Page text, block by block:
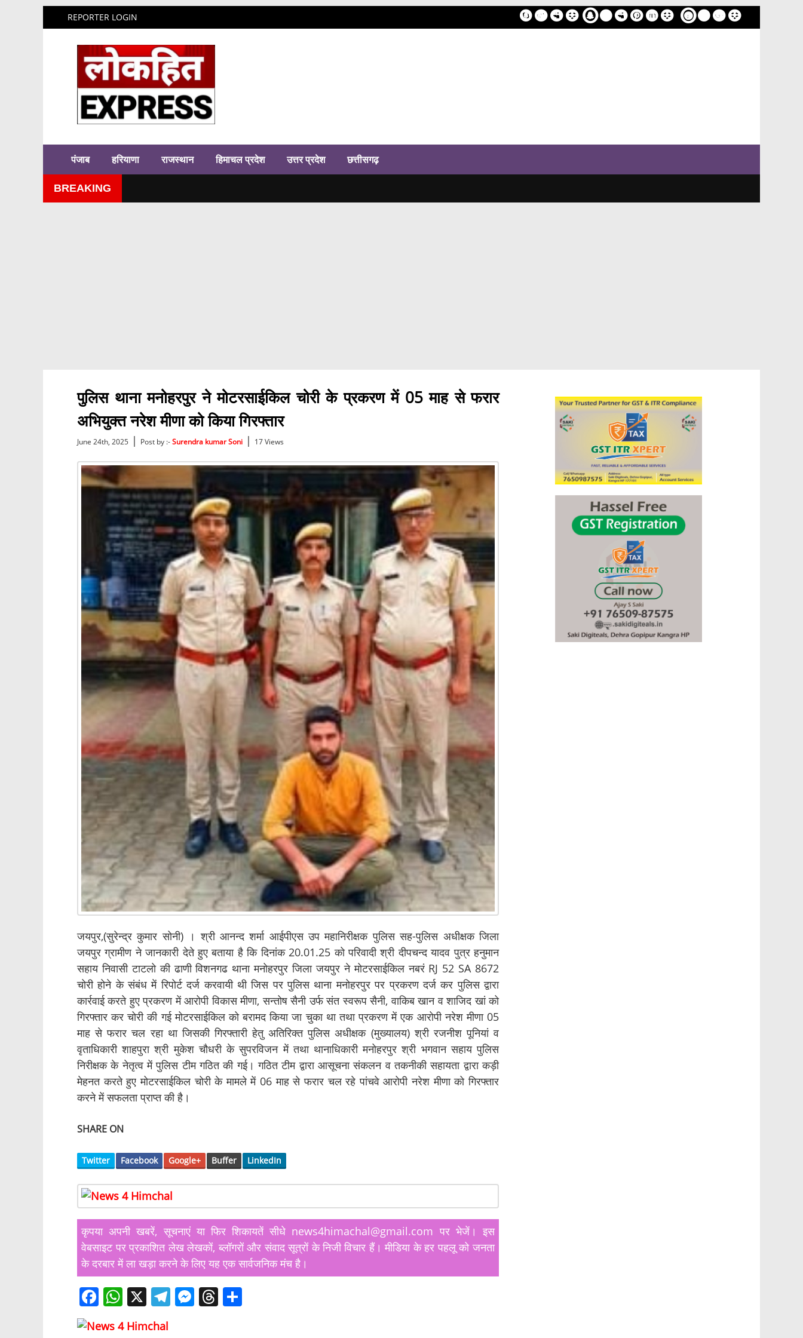
REPORTER LOGIN homeSample Page
पंजाब हरियाणा राजस्थान हिमाचल प्रदेश उत्तर प्रदेश छत्तीसगढ़
BREAKING
पुलिस थाना मनोहरपुर ने मोटरसाईकिल चोरी के प्रकरण में 05 माह से फरार
अभियुक्त नरेश मीणा को किया गिरफ्तार
June 24th, 2025 | Post by :-Surendra kumar Soni | 17 Views
जयपुर,(सुरेन्द्र कुमार सोनी) । श्री आनन्द शर्मा आईपीएस उप महानिरीक्षक पुलिस सह-पुलिस अधीक्षक जिला
जयपुर ग्रामीण ने जानकारी देते हुए बताया है कि दिनांक 20.01.25 को परिवादी श्री दीपचन्द यादव पुत्र हनुमान
सहाय निवासी टाटलो की ढाणी विशनगढ थाना मनोहरपुर जिला जयपुर ने मोटरसाईकिल नबरं RJ 52 SA 8672
चोरी होने के संबंध में रिपोर्ट दर्ज करवायी थी जिस पर पुलिस थाना मनोहरपुर पर प्रकरण दर्ज कर पुलिस द्वारा
कार्रवाई करते हुए प्रकरण में आरोपी विकास मीणा, सन्तोष सैनी उर्फ संत स्वरूप सैनी, वाकिब खान व शाजिद खां को
गिरफ्तार कर चोरी की गई मोटरसाईकिल को बरामद किया जा चुका था तथा प्रकरण में एक आरोपी नरेश मीणा 05
माह से फरार चल रहा था जिसकी गिरफ्तारी हेतु अतिरिक्त पुलिस अधीक्षक (मुख्यालय) श्री रजनीश पूनियां व
वृताधिकारी शाहपुरा श्री मुकेश चौधरी के सुपरविजन में तथा थानाधिकारी मनोहरपुर श्री भगवान सहाय पुलिस
निरीक्षक के नेतृत्व में पुलिस टीम गठित की गई। गठित टीम द्वारा आसूचना संकलन व तकनीकी सहायता द्वारा कड़ी
मेहनत करते हुए मोटरसाईकिल चोरी के मामले में 06 माह से फरार चल रहे पांचवे आरोपी नरेश मीणा को गिरफ्तार
करने में सफलता प्राप्त की है।
SHARE ON
Twitter Facebook Google+ Buffer LinkedIn
कृपया अपनी खबरें, सूचनाएं या फिर शिकायतें सीधे news4himachal@gmail.com पर भेजें। इस
वेबसाइट पर प्रकाशित लेख लेखकों, ब्लॉगरों और संवाद सूत्रों के निजी विचार हैं। मीडिया के हर पहलू को जनता
के दरबार में ला खड़ा करने के लिए यह एक सार्वजनिक मंच है।
F W
h
X T M T